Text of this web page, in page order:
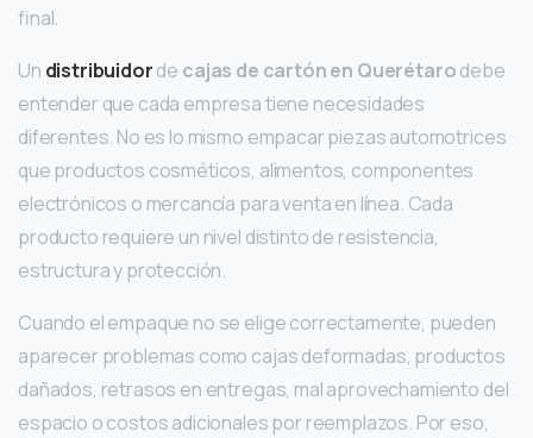
final.
Un distribuidorde cajas de cartón en Querétarodebe
entender que cada empresa tiene necesidades
diferentes. No es lo mismo empacar piezas automotrices
que productos cosméticos, alimentos, componentes
electrónicos o mercancía para venta en línea. Cada
producto requiere un nivel distinto de resistencia,
estructura y protección.
Cuando el empaque no se elige correctamente, pueden
aparecer problemas como cajas deformadas, productos
dañados, retrasos en entregas, mal aprovechamiento del
espacio o costos adicionales por reemplazos. Por eso,